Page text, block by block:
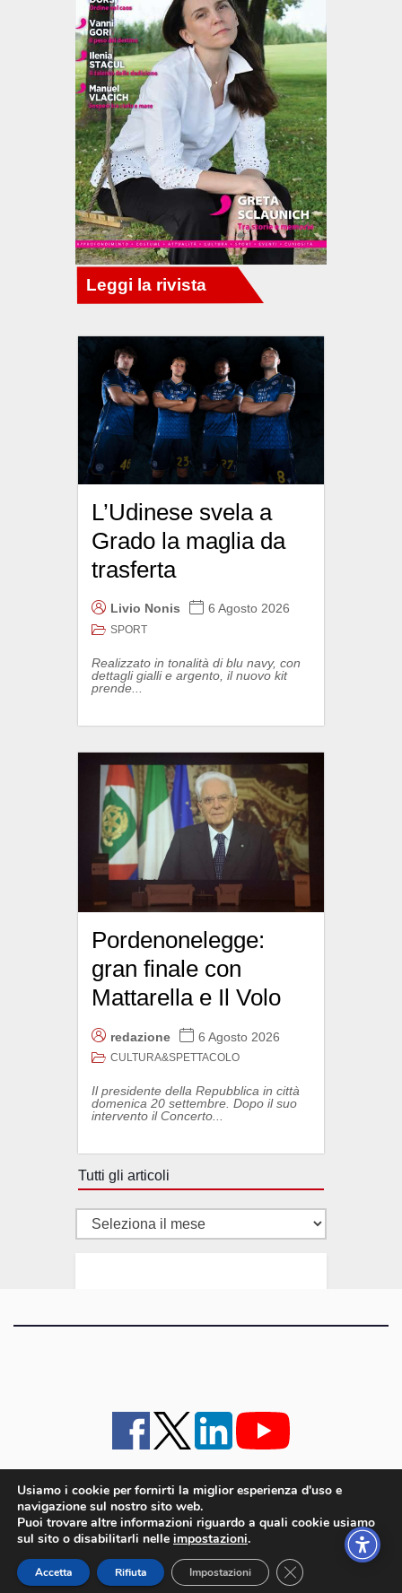
L’Udinese svela a
Grado la maglia da
trasferta
Livio Nonis 6 Agosto 2026
SPORT
Realizzato in tonalità di blu navy, con
dettagli gialli e argento, il nuovo kit
prende...
Pordenonelegge:
gran finale con
Mattarella e Il Volo
redazione 6 Agosto 2026
CULTURA&SPETTACOLO
Il presidente della Repubblica in città
domenica 20 settembre. Dopo il suo
intervento il Concerto...
Tutti gli articoli
Tutti
iMagazine · contatti e staff · lavora con noi
Cookie policy UE
iMagazine è un marchio di proprietà di Goliardica Editrice redazione in via Aquileia 64a,
Bagnaria Arsa (UD) - P.iva 00559050315
© 2006 - 2026 Goliardica Editrice
Usiamo i cookie per fornirti la miglior esperienza d'uso e
navigazione sul nostro sito web.
Puoi trovare altre informazioni riguardo a quali cookie usiamo
sul sito o disabilitarli nelle impostazioni.
Accetta Rifiuta Impostazioni Close GDPR